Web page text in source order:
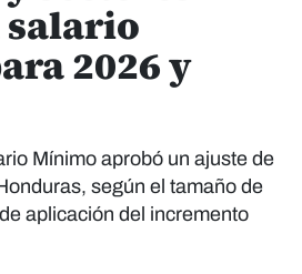
salario
2026 y
Mínimo aprobó un ajuste de
según el tamaño de
aplicación del incremento